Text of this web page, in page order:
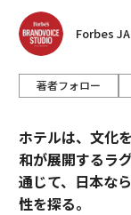
Forbes
著者フォロー
ホテルは、文化
和が展開するラ
通じて、日本な
性を探る。